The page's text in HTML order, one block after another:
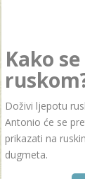
Kako
Doživi ljepotu
Antonio će se
prikazati na
dugmeta.